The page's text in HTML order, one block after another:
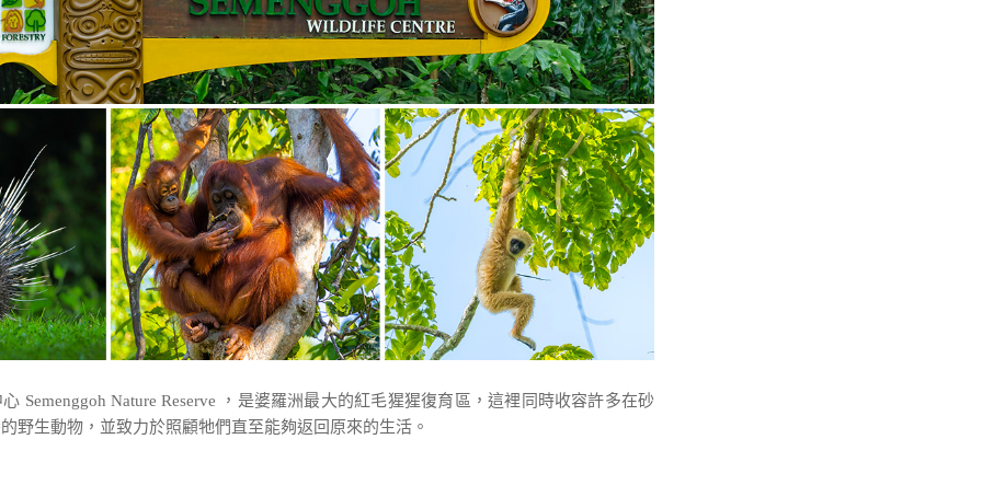
Semenggoh Nature Reserve ，是婆羅洲最大的紅毛猩猩復育區，這裡同時收容許多在砂
野生動物，並致力於照顧牠們直至能夠返回原來的生活。